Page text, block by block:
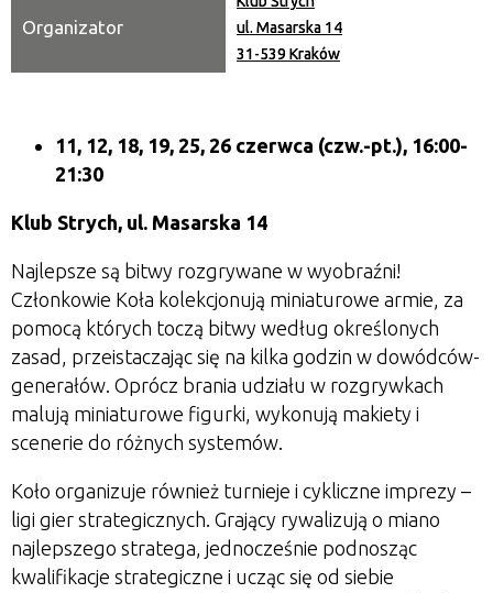
Organizator
ul. Masarska 14
31-539 Kraków
11, 12, 18, 19, 25, 26 czerwca (czw.-pt.), 16:00-
21:30
Klub Strych, ul. Masarska 14
Najlepsze są bitwy rozgrywane w wyobraźni!
Członkowie Koła kolekcjonują miniaturowe armie, za
pomocą których toczą bitwy według określonych
zasad, przeistaczając się na kilka godzin w dowódców-
generałów. Oprócz brania udziału w rozgrywkach
malują miniaturowe figurki, wykonują makiety i
scenerie do różnych systemów.
Koło organizuje również turnieje i cykliczne imprezy –
ligi gier strategicznych. Grający rywalizują o miano
najlepszego stratega, jednocześnie podnosząc
kwalifikacje strategiczne i ucząc się od siebie